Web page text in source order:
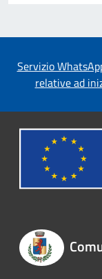
Servizio
relative ad